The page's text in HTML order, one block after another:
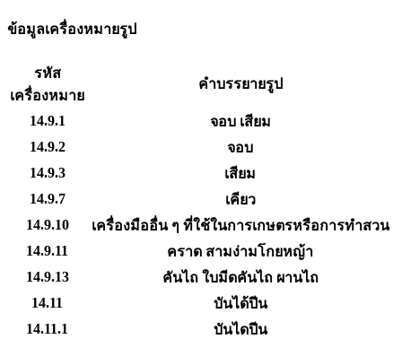
ข้อมูลเครื่องหมายรูป
รหัส
เครื่องหมาย
คำบรรยายรูป
14.9.1
จอบ เสียม
14.9.2
จอบ
14.9.3
เสียม
14.9.7
เคียว
14.9.10
เครื่องมืออื่น ๆ ที่ใช้ในการเกษตรหรือการทำสวน
14.9.11
คราด สามง่ามโกยหญ้า
14.9.13
คันไถ ใบมีดคันไถ ผานไถ
14.11
บันได้ปีน
14.11.1
บันไดปีน